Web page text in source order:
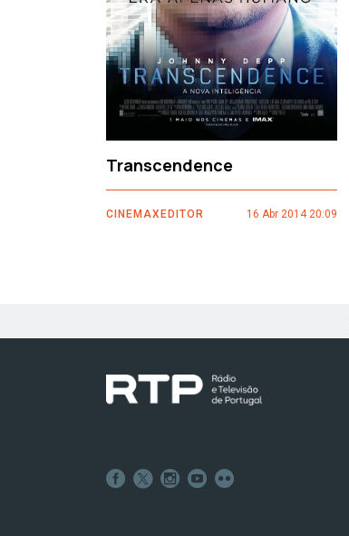
Transcendence
CINEMAXEDITOR 16 Abr 2014 20:09